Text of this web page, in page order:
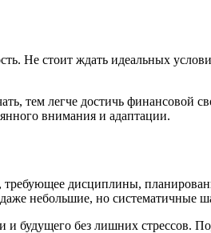
Не стоит ждать идеальных
тем легче достичь финансовой
внимания и адаптации.
дисциплины,
небольшие, но систематичные
будущего без лишних стрессов.